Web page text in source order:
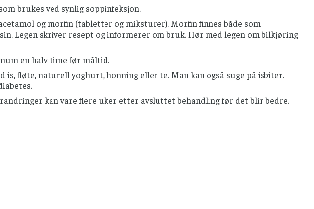
brukes ved synlig soppinfeksjon.
og morfin (tabletter og miksturer). Morfin finnes både som
Legen skriver resept og informerer om bruk. Hør med legen om bilkjøring
en halv time før måltid.
fløte, naturell yoghurt, honning eller te. Man kan også suge på isbiter.
kan vare flere uker etter avsluttet behandling før det blir bedre.